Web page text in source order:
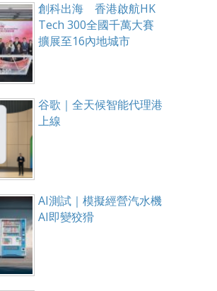
創科出海 香港啟航HK
Tech 300全國千萬大賽
擴展至16內地城市
谷歌｜全天候智能代理港
上線
AI測試｜模擬經營汽水機
AI即變狡猾